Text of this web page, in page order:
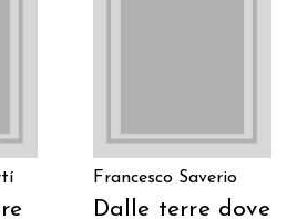
Francesco Saverio
Dalle terre dove